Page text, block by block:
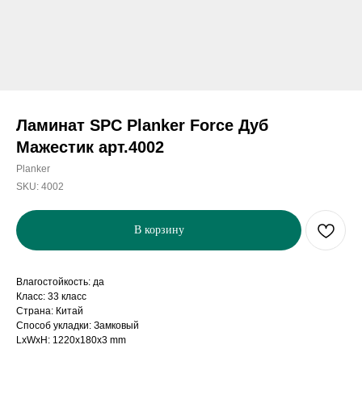
Ламинат SPC Planker Force Дуб
Мажестик арт.4002
Planker
SKU: 4002
В корзину
Влагостойкость: да
Класс: 33 класс
Страна: Китай
Способ укладки: Замковый
LxWxH: 1220x180x3 mm